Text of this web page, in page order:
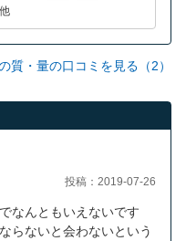
質・量の口コミを見る（2）
投稿：2019-07-26
なんともいえないです
らないと会わないという